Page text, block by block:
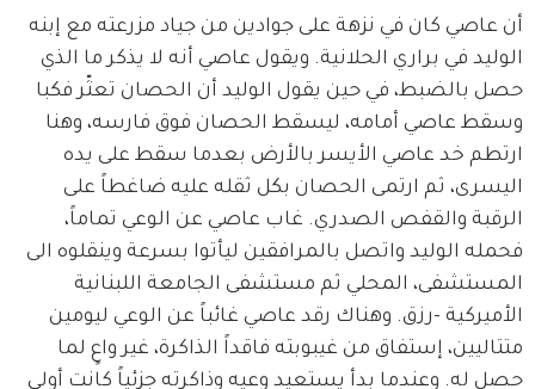
أن عاصي كان في نزهة على جوادين من جياد مزرعته مع إبنه
الوليد في براري الحلانية. ويقول عاصي أنه لا يذكر ما الذي
حصل بالضبط، في حين يقول الوليد أن الحصان تعثّر فكبا
وسقط عاصي أمامه، ليسقط الحصان فوق فارسه، وهنا
ارتطم خد عاصي الأيسر بالأرض بعدما سقط على يده
اليسرى، ثم ارتمى الحصان بكل ثقله عليه ضاغطاً على
الرقبة والقفص الصدري. غاب عاصي عن الوعي تماماً،
فحمله الوليد واتصل بالمرافقين ليأتوا بسرعة وينقلوه الى
المستشفى، المحلي ثم مستشفى الجامعة اللبنانية
الأميركية -رزق. وهناك رقد عاصي غائباً عن الوعي ليومين
متتاليين، إستفاق من غيبوبته فاقداً الذاكرة، غير واعٍ لما
حصل له. وعندما بدأ يستعيد وعيه وذاكرته جزئياً كانت أولى